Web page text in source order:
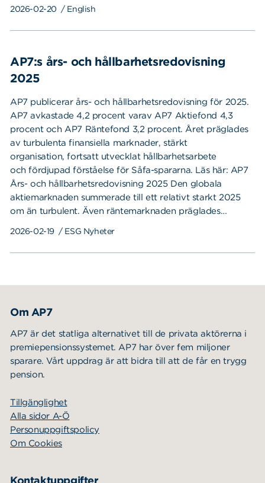
2026-02-20 / English
AP7:s års- och hållbarhetsredovisning
2025
AP7 publicerar års- och hållbarhetsredovisning för 2025.
AP7 avkastade 4,2 procent varav AP7 Aktiefond 4,3
procent och AP7 Räntefond 3,2 procent. Året präglades
av turbulenta finansiella marknader, stärkt
organisation, fortsatt utvecklat hållbarhetsarbete
och fördjupad förståelse för Såfa-spararna. Läs här: AP7
Års- och hållbarhetsredovisning 2025 Den globala
aktiemarknaden summerade till ett relativt starkt 2025
om än turbulent. Även räntemarknaden präglades…
2026-02-19 / ESG Nyheter
Om AP7
AP7 är det statliga alternativet till de privata aktörerna i
premiepensionssystemet. AP7 har över fem miljoner
sparare. Vårt uppdrag är att bidra till att de får en trygg
pension.
Tillgänglighet
Alla sidor A-Ö
Personuppgiftspolicy
Om Cookies
Kontaktuppgifter